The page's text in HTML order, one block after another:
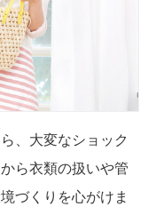
、大変なショック
ら衣類の扱いや管
づくりを心がけま